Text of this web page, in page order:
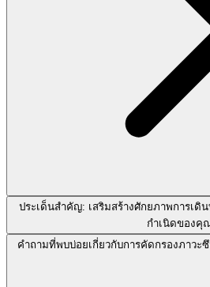
ประเด็นสำคัญ: เสริมสร้างศักยภาพการเดิ
กำเนิดของคุ
คำถามที่พบบ่อยเกี่ยวกับการคัดกรองภาวะซึ